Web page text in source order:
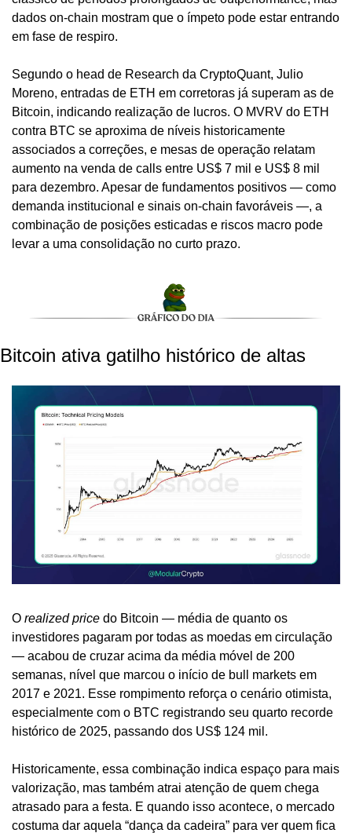
dados on-chain mostram que o ímpeto pode estar entrando
em fase de respiro.
Segundo o head de Research da CryptoQuant, Julio
Moreno, entradas de ETH em corretoras já superam as de
Bitcoin, indicando realização de lucros. O MVRV do ETH
contra BTC se aproxima de níveis historicamente
associados a correções, e mesas de operação relatam
aumento na venda de calls entre US$ 7 mil e US$ 8 mil
para dezembro. Apesar de fundamentos positivos — como
demanda institucional e sinais on-chain favoráveis —, a
combinação de posições esticadas e riscos macro pode
levar a uma consolidação no curto prazo.
Bitcoin ativa gatilho histórico de altas
O realized price do Bitcoin — média de quanto os
investidores pagaram por todas as moedas em circulação
— acabou de cruzar acima da média móvel de 200
semanas, nível que marcou o início de bull markets em
2017 e 2021. Esse rompimento reforça o cenário otimista,
especialmente com o BTC registrando seu quarto recorde
histórico de 2025, passando dos US$ 124 mil.
Historicamente, essa combinação indica espaço para mais
valorização, mas também atrai atenção de quem chega
atrasado para a festa. E quando isso acontece, o mercado
costuma dar aquela “dança da cadeira” para ver quem fica